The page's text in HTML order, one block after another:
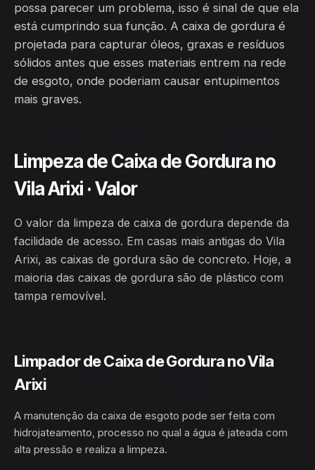
possa parecer um problema, isso é sinal de que ela
está cumprindo sua função. A caixa de gordura é
projetada para capturar óleos, graxas e resíduos
sólidos antes que esses materiais entrem na rede
de esgoto, onde poderiam causar entupimentos
mais graves.
Limpeza de Caixa de Gordura no
Vila Arixi · Valor
O valor da limpeza de caixa de gordura depende da
facilidade de acesso. Em casas mais antigas do Vila
Arixi, as caixas de gordura são de concreto. Hoje, a
maioria das caixas de gordura são de plástico com
tampa removível.
Limpador de Caixa de Gordura no Vila
Arixi
A manutenção da caixa de esgoto pode ser feita com
hidrojateamento, processo no qual a água é jateada com
alta pressão e realiza a limpeza.
HIDROJATEAMENTO